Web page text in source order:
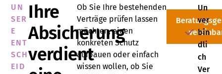
UN
SER
E
ENT
SCH
EID
Ihre
Absicherung
verdient
Ob Sie Ihre bestehenden
Verträge prüfen lassen
möchten, einen
konkreten Schutz
aufbauen oder einfach
wissen wollen, ob Sie
Un
ver
bin
dli
ch
Ver